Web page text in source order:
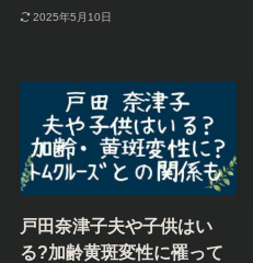
2025年5月10日
戸田奈津子夫や子供はい
る?加齢黄斑変性に罹って